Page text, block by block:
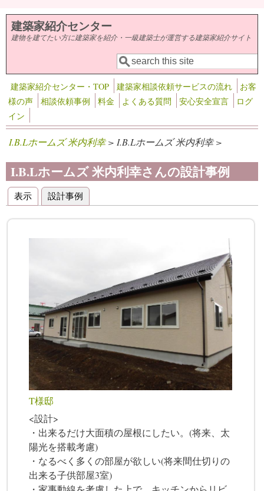
メインコンテンツに移動
建築家紹介センター
建物を建てたい方に建築家を紹介・一級建築士が運営する建築家紹介サイト
検索フォーム
検索
建築家紹介センター・TOP 建築家相談依頼サービスの流れ
お客
様の声
相談依頼事例 料金 よくある質問 安心安全宣言
ログ
イン
I.B.Lホームズ 米内利幸> I.B.Lホームズ 米内利幸 >
I.B.Lホームズ 米内利幸さんの設計事例
プライマリータブ
表示 設計事例
T様邸
<設計>
・出来るだけ大面積の屋根にしたい。(将来、太
陽光を搭載考慮)
・なるべく多くの部屋が欲しい(将来間仕切りの
出来る子供部屋3室)